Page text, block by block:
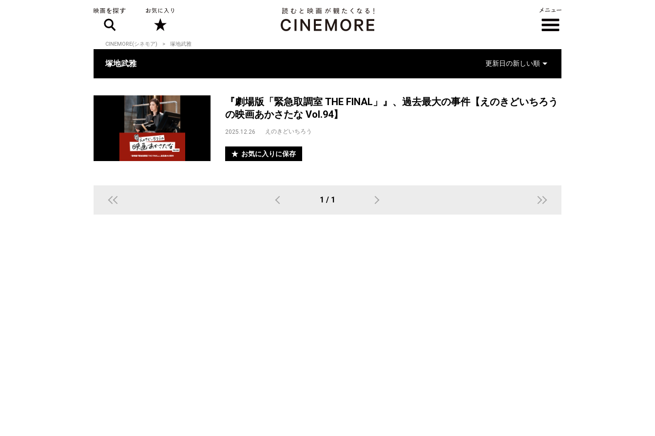
CINEMORE(シネモア) 塚地武雅
塚地武雅
『劇場版「緊急取調室 THE FINAL」』、過去最大の事件【えのきどいちろう
の映画あかさたな Vol.94】
2025.12.26 えのきどいちろう
お気に入りに保存
1 / 1